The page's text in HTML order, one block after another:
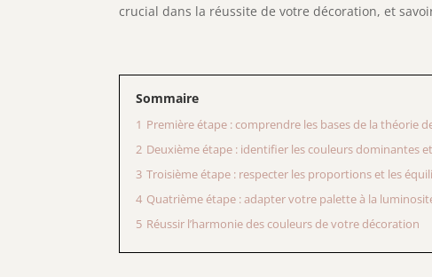
crucial dans la réussite de votre décoration, et
Sommaire
1 Première étape : comprendre les bases de la théorie
2 Deuxième étape : identifier les couleurs dominantes
3 Troisième étape : respecter les proportions et les
4 Quatrième étape : adapter votre palette à la
5 Réussir l’harmonie des couleurs de votre décoration